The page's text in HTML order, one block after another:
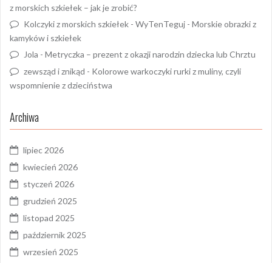
z morskich szkiełek – jak je zrobić?
Kolczyki z morskich szkiełek - WyTenTeguj - Morskie obrazki z
kamyków i szkiełek
Jola - Metryczka – prezent z okazji narodzin dziecka lub Chrztu
zewsząd i znikąd - Kolorowe warkoczyki rurki z muliny, czyli
wspomnienie z dzieciństwa
Archiwa
lipiec 2026
kwiecień 2026
styczeń 2026
grudzień 2025
listopad 2025
październik 2025
wrzesień 2025